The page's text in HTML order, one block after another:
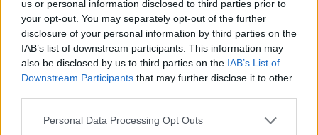
us or personal information disclosed to third parties prior to
your opt-out. You may separately opt-out of the further
disclosure of your personal information by third parties on the
IAB’s list of downstream participants. This information may
also be disclosed by us to third parties on the IAB’s List of
Downstream Participants that may further disclose it to other
Please note that this website/app uses one or more Google
Personal Data Processing Opt Outs